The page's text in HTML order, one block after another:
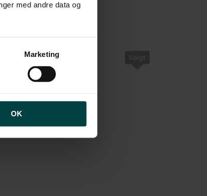
med andre data og
cookies samt
Marketing
OK